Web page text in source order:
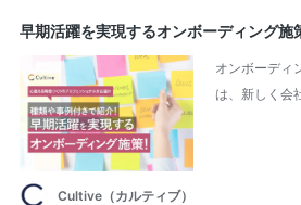
早期活躍を実現するオンボーディング施
オンボーディ
は、新しく会
Cultive（カルティブ）